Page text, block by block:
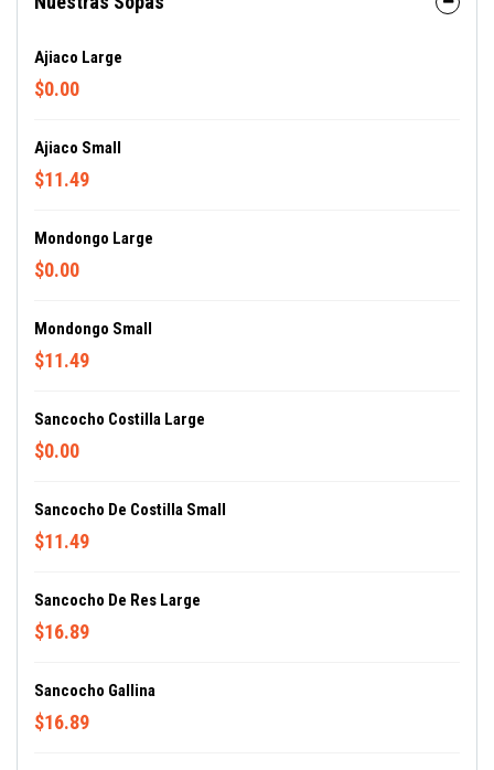
Ajiaco Large
$0.00
Ajiaco Small
$11.49
Mondongo Large
$0.00
Mondongo Small
$11.49
Sancocho Costilla Large
$0.00
Sancocho De Costilla Small
$11.49
Sancocho De Res Large
$16.89
Sancocho Gallina
$16.89